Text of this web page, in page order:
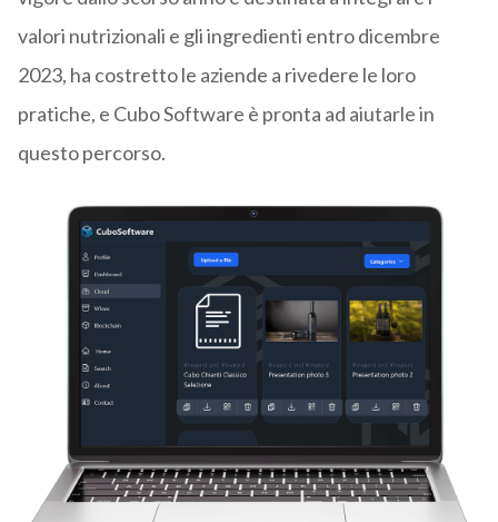
valori nutrizionali e gli ingredienti entro dicembre
2023, ha costretto le aziende a rivedere le loro
pratiche, e Cubo Software è pronta ad aiutarle in
questo percorso.